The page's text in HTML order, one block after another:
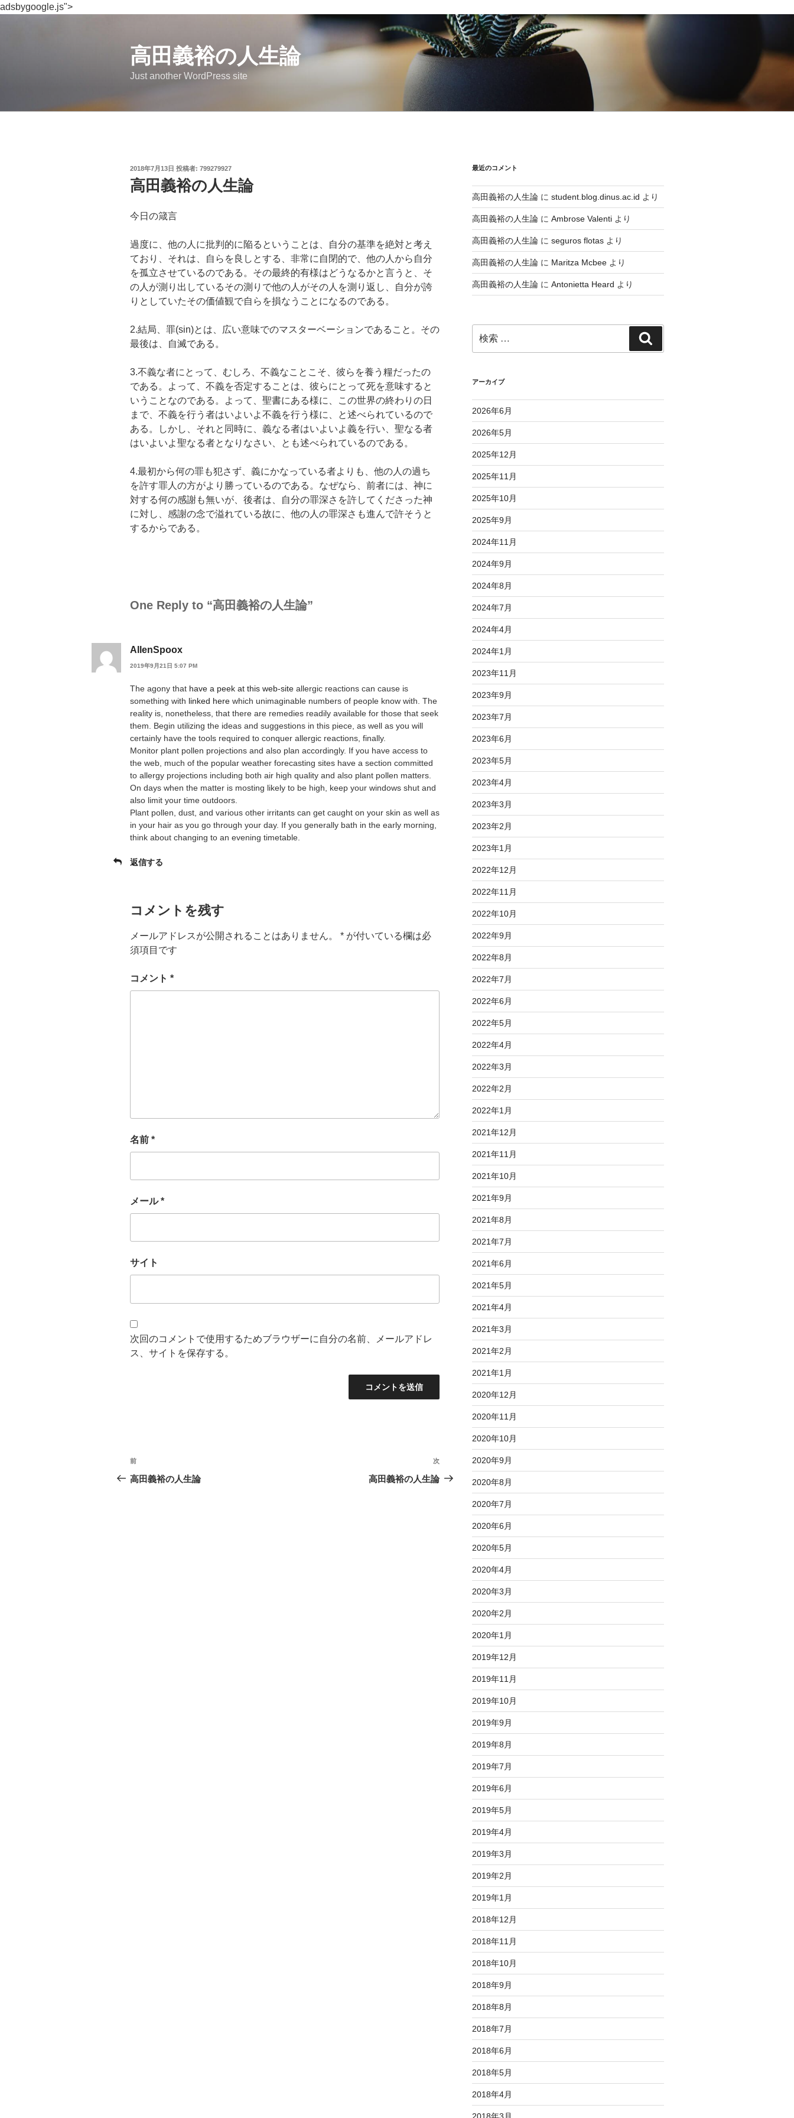
adsbygoogle.js">
高田義裕の人生論
Just another WordPress site
投
稿
日:
2018年7月13日 投稿者: 799279927
高田義裕の人生論
今日の箴言
過度に、他の人に批判的に陥るということは、自分の基準を絶対と考え
ており、それは、自らを良しとする、非常に自閉的で、他の人から自分
を孤立させているのである。その最終的有様はどうなるかと言うと、そ
の人が測り出しているその測りで他の人がその人を測り返し、自分が誇
りとしていたその価値観で自らを損なうことになるのである。
2.結局、罪(sin)とは、広い意味でのマスターベーションであること。その
最後は、自滅である。
3.不義な者にとって、むしろ、不義なことこそ、彼らを養う糧だったの
である。よって、不義を否定することは、彼らにとって死を意味すると
いうことなのである。よって、聖書にある様に、この世界の終わりの日
まで、不義を行う者はいよいよ不義を行う様に、と述べられているので
ある。しかし、それと同時に、義なる者はいよいよ義を行い、聖なる者
はいよいよ聖なる者となりなさい、とも述べられているのである。
4.最初から何の罪も犯さず、義にかなっている者よりも、他の人の過ち
を許す罪人の方がより勝っているのである。なぜなら、前者には、神に
対する何の感謝も無いが、後者は、自分の罪深さを許してくださった神
に対し、感謝の念で溢れている故に、他の人の罪深さも進んで許そうと
するからである。
One Reply to “高田義裕の人生論”
AllenSpoox
2019年9月21日 5:07 PM
The agony that have a peek at this web-site allergic reactions can cause is
something with linked here which unimaginable numbers of people know with. The
reality is, nonetheless, that there are remedies readily available for those that seek
them. Begin utilizing the ideas and suggestions in this piece, as well as you will
certainly have the tools required to conquer allergic reactions, finally.
Monitor plant pollen projections and also plan accordingly. If you have access to
the web, much of the popular weather forecasting sites have a section committed
to allergy projections including both air high quality and also plant pollen matters.
On days when the matter is mosting likely to be high, keep your windows shut and
also limit your time outdoors.
Plant pollen, dust, and various other irritants can get caught on your skin as well as
in your hair as you go through your day. If you generally bath in the early morning,
think about changing to an evening timetable.
返信する
コメントを残す
メールアドレスが公開されることはありません。 * が付いている欄は必
須項目です
コメント *
名前 *
メール*
サイト
次回のコメントで使用するためブラウザーに自分の名前、メールアドレ
ス、サイトを保存する。
投
稿
過
去
前
高田義裕の人生論
次
の
次
高田義裕の人生論
最近のコメント
高田義裕の人生論に student.blog.dinus.ac.id より
高田義裕の人生論に Ambrose Valentiより
高田義裕の人生論に seguros flotasより
高田義裕の人生論に Maritza Mcbeeより
高田義裕の人生論に Antonietta Heard より
索:
索
アーカイブ
2026年6月
2026年5月
2025年12月
2025年11月
2025年10月
2025年9月
2024年11月
2024年9月
2024年8月
2024年7月
2024年4月
2024年1月
2023年11月
2023年9月
2023年7月
2023年6月
2023年5月
2023年4月
2023年3月
2023年2月
2023年1月
2022年12月
2022年11月
2022年10月
2022年9月
2022年8月
2022年7月
2022年6月
2022年5月
2022年4月
2022年3月
2022年2月
2022年1月
2021年12月
2021年11月
2021年10月
2021年9月
2021年8月
2021年7月
2021年6月
2021年5月
2021年4月
2021年3月
2021年2月
2021年1月
2020年12月
2020年11月
2020年10月
2020年9月
2020年8月
2020年7月
2020年6月
2020年5月
2020年4月
2020年3月
2020年2月
2020年1月
2019年12月
2019年11月
2019年10月
2019年9月
2019年8月
2019年7月
2019年6月
2019年5月
2019年4月
2019年3月
2019年2月
2019年1月
2018年12月
2018年11月
2018年10月
2018年9月
2018年8月
2018年7月
2018年6月
2018年5月
2018年4月